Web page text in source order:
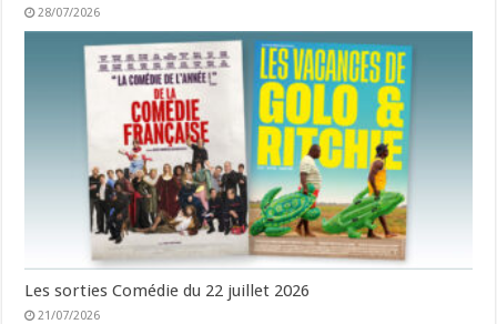
28/07/2026
Les sorties Comédie du 22 juillet 2026
21/07/2026